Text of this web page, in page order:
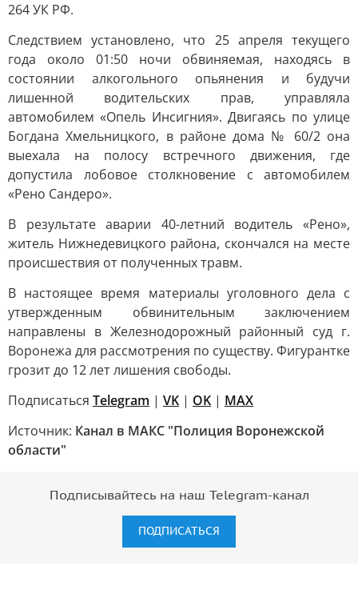
264 УК РФ.
Следствием установлено, что 25 апреля текущего
года около 01:50 ночи обвиняемая, находясь в
состоянии алкогольного опьянения и будучи
лишенной водительских прав, управляла
автомобилем «Опель Инсигния». Двигаясь по улице
Богдана Хмельницкого, в районе дома № 60/2 она
выехала на полосу встречного движения, где
допустила лобовое столкновение с автомобилем
«Рено Сандеро».
В результате аварии 40-летний водитель «Рено»,
житель Нижнедевицкого района, скончался на месте
происшествия от полученных травм.
В настоящее время материалы уголовного дела с
утвержденным обвинительным заключением
направлены в Железнодорожный районный суд г.
Воронежа для рассмотрения по существу. Фигурантке
грозит до 12 лет лишения свободы.
Подписаться Telegram | VK | OK | MAX
Источник: Канал в МАКС "Полиция Воронежской
области"
Подписывайтесь на наш Telegram-канал
ПОДПИСАТЬСЯ